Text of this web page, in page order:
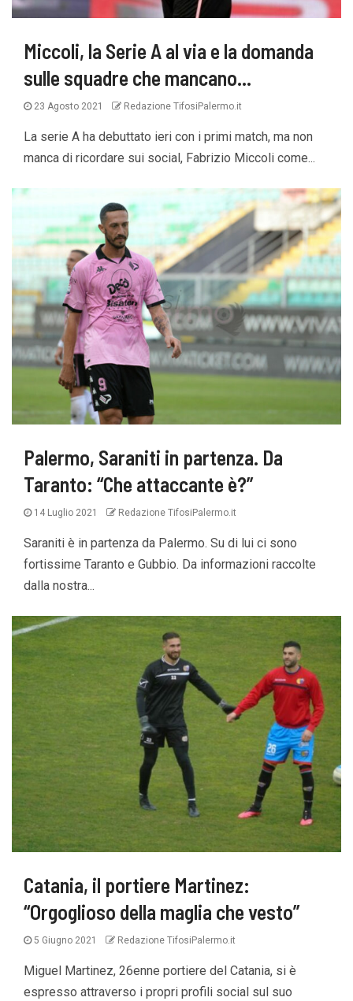
Miccoli, la Serie A al via e la domanda
sulle squadre che mancano…
23 Agosto 2021 Redazione TifosiPalermo.it
La serie A ha debuttato ieri con i primi match, ma non
manca di ricordare sui social, Fabrizio Miccoli come...
Palermo, Saraniti in partenza. Da
Taranto: “Che attaccante è?”
14 Luglio 2021 Redazione TifosiPalermo.it
Saraniti è in partenza da Palermo. Su di lui ci sono
fortissime Taranto e Gubbio. Da informazioni raccolte
dalla nostra...
Catania, il portiere Martinez:
“Orgoglioso della maglia che vesto”
5 Giugno 2021 Redazione TifosiPalermo.it
Miguel Martinez, 26enne portiere del Catania, si è
espresso attraverso i propri profili social sul suo